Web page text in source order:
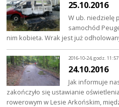
25.10.2016
W ub. niedzielę
samochód
nim kobieta. Wrak jest już
2016-10-24, godz. 11:57
24.10.2016
Jak informuje
zakończyło się ustawianie
rowerowym w Lesie Arkońskim,